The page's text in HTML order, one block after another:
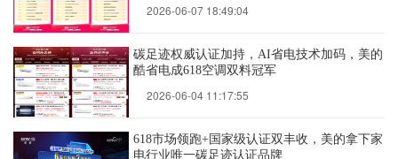
2026-06-07 18:49:04
碳足迹权威认证加持，AI省电技术加码，美的
酷省电成618空调双料冠军
2026-06-04 11:17:55
618市场领跑+国家级认证双丰收，美的拿下家
电行业唯一碳足迹认证品牌